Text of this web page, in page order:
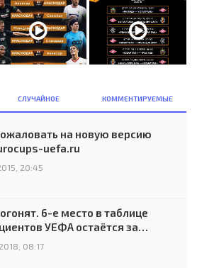
СЛУЧАЙНОЕ КОММЕНТИРУЕМЫЕ
на новую версию
uefa.ru
20:45
6-е место в таблице
УЕФА остаётся за
08:17